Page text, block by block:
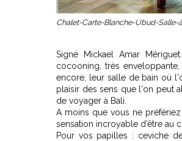
Chalet-Carte-Blanche-Ubud-Salle-
Signé Mickael Amar
cocooning, très
encore, leur salle de bain où
plaisir des sens que l'on peut
de voyager à Bali.
A moins que vous ne
sensation incroyable d’être au
Pour vos papilles : ceviche